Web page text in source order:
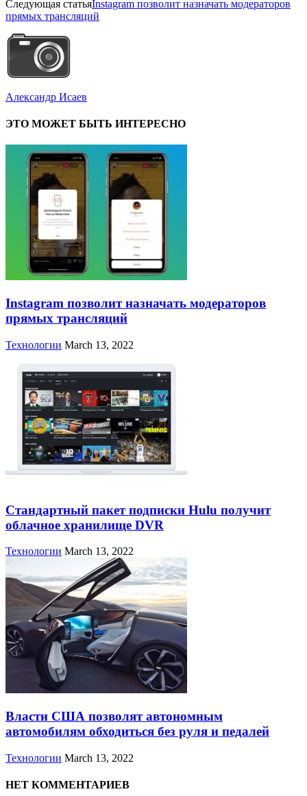
Следующая статьяInstagram позволит назначать модераторов
прямых трансляций
Александр Исаев
ЭТО МОЖЕТ БЫТЬ ИНТЕРЕСНО
Instagram позволит назначать модераторов
прямых трансляций
Технологии March 13, 2022
Стандартный пакет подписки Hulu получит
облачное хранилище DVR
Технологии March 13, 2022
Власти США позволят автономным
автомобилям обходиться без руля и педалей
Технологии March 13, 2022
НЕТ КОММЕНТАРИЕВ